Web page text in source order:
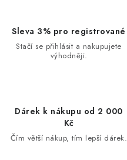
Sleva 3% pro registrované
Stačí se přihlásit a nakupujete
výhodněji.
Dárek k nákupu od 2 000
Kč
Čím větší nákup, tím lepší dárek.